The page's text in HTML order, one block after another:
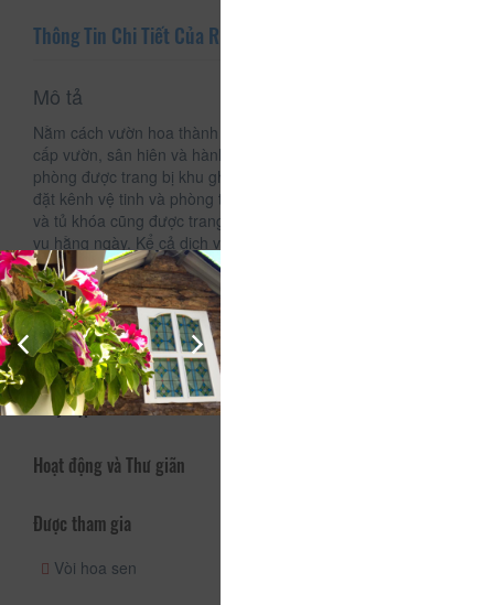
Thông Tin Chi Tiết Của RiBe's House
Mô tả
Nằm cách vườn hoa thành phố 3.1km, Ribe's House cung
cấp vườn, sân hiên và hành lang với WiFi miễn phí. Mọi
phòng được trang bị khu ghế ngồi, TV màn hình phẳng cài
đặt kênh vệ tinh và phòng tắm riêng với mấy sấy tóc. Tủ lạnh
và tủ khóa cũng được trang bị. Bữa sáng kiểu Á được phục
vụ hằng ngày. Kể cả dịch vụ thuê xe đạp và ôt được cung
cấp bởi Ribe's House.
Dịch vụ - Tiện ích
Truy cập Internet
Hoạt động và Thư giãn
Được tham gia
Vòi hoa sen